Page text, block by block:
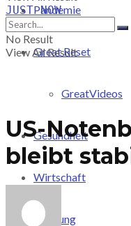
Pandemie
Great Reset
GreatVideos
Gesundheit
Wirtschaft
Meinung
JUST-NOW
No Result
View All Result
US-
bleibt